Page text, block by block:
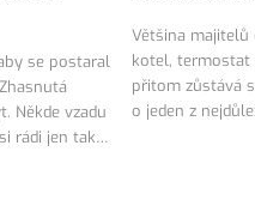
se postaral
Někde vzadu
rádi jen tak
Většina
kotel, termostat
přitom zůstává
o jeden z